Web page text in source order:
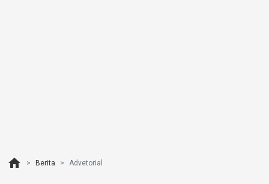
home Berita Advetorial